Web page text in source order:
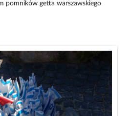
pomników getta warszawskiego